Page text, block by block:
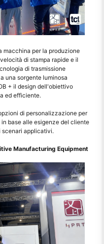
macchina per la produzione
di stampa rapide e il
di trasmissione
una sorgente luminosa
+ il design dell'obiettivo
ed efficiente.
di personalizzazione per
base alle esigenze del cliente
scenari applicativi.
Manufacturing Equipment